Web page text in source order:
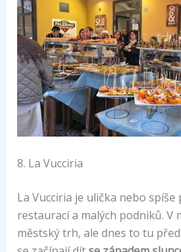
8. La Vucciria
La Vucciria je ulička nebo spíše
restaurací a malých podniků.
městský trh, ale dnes to tu